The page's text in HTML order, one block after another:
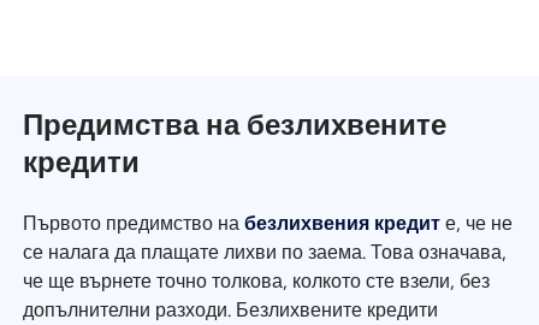
Предимства на безлихвените
кредити
Първото предимство набезлихвения кредит е, че не
се налага да плащате лихви по заема. Това означава,
че ще върнете точно толкова, колкото сте взели, без
допълнителни разходи. Безлихвените кредити